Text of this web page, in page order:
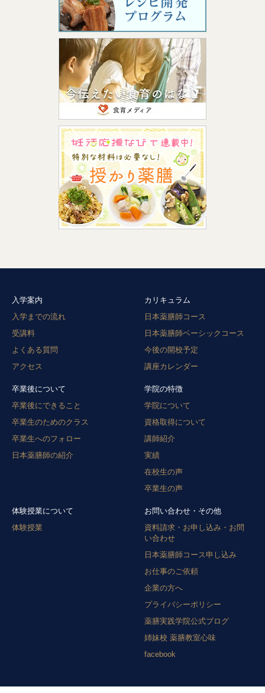
入学案内
入学までの流れ
受講料
よくある質問
アクセス
カリキュラム
日本薬膳師コース
日本薬膳師ベーシックコース
今後の開校予定
講座カレンダー
卒業後について
卒業後にできること
卒業生のためのクラス
卒業生へのフォロー
日本薬膳師の紹介
学院の特徴
学院について
資格取得について
講師紹介
実績
在校生の声
卒業生の声
体験授業について
体験授業
お問い合わせ・その他
資料請求・お申し込み・お問
い合わせ
日本薬膳師コース申し込み
お仕事のご依頼
企業の方へ
プライバシーポリシー
薬膳実践学院公式ブログ
姉妹校 薬膳教室心味
facebook